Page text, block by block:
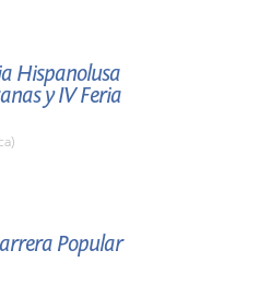
Hispanolusa
y IV Feria
Popular